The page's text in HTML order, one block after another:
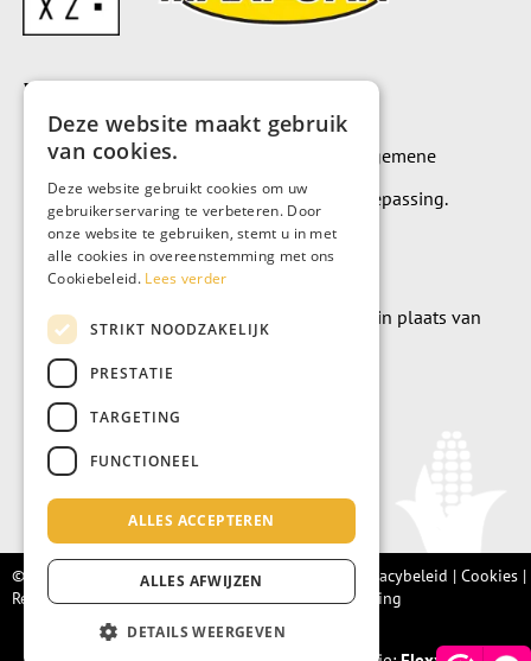
Voorwaarden
Op alle leveringen en diensten zijn onze algemene
leverings- en betalingsvoorwaarden van toepassing.
Algemene voorwaarden
Wilt u geld doneren? Dat kan uiteraard ook in plaats van
meubels te kopen.
Doneer
© Living Fair 2022 – Algemene voorwaarden Privacybeleid | Cookies |
Retourbeleid |Integriteitsprotocol|Klachtenregeling
Deze website maakt gebruik
van cookies.
Deze website gebruikt cookies om uw
gebruikerservaring te verbeteren. Door
onze website te gebruiken, stemt u in met
alle cookies in overeenstemming met ons
Cookiebeleid. Lees verder
STRIKT NOODZAKELIJK
PRESTATIE
TARGETING
FUNCTIONEEL
ALLES ACCEPTEREN
ALLES AFWIJZEN
DETAILS WEERGEVEN